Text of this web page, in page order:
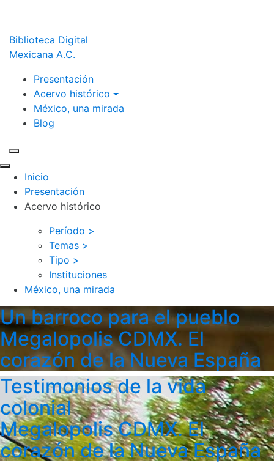
Biblioteca Digital
Mexicana A.C.
Presentación
Acervo histórico
México, una mirada
Blog
Inicio
Presentación
Acervo histórico
Período >
Temas >
Tipo >
Instituciones
México, una mirada
Un barroco para el pueblo
Megalopolis CDMX. El
corazón de la Nueva España
Testimonios de la vida
colonial
Megalopolis CDMX. El
corazón de la Nueva España